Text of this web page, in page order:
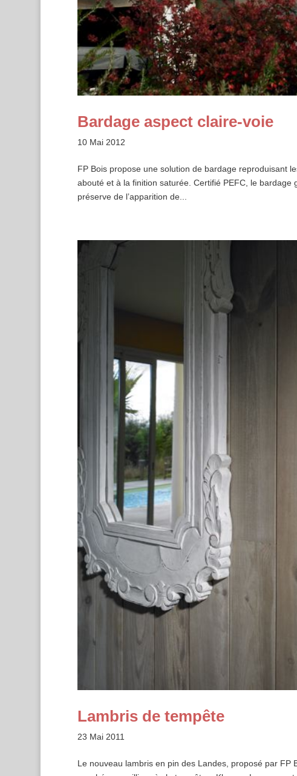
Bardage aspect claire-voie
10 Mai 2012
FP Bois propose une solution de bardage reproduisant
abouté et à la finition saturée. Certifié PEFC, le bardage
préserve de l’apparition de...
Lambris de tempête
23 Mai 2011
Le nouveau lambris en pin des Landes, proposé par FP